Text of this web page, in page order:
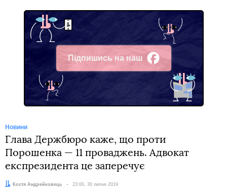
Підпишись на наш
Facebook
Новини
Глава Держбюро каже, що проти
Порошенка — 11 проваджень. Адвокат
експрезидента це заперечує
Автор:Костя Андрейковець Дата:
23:00, 30 липня 2019